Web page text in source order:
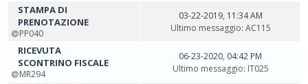
STAMPA DI
PRENOTAZIONE
PP040
03-22-2019, 11:34 AM
Ultimo messaggio: AC115
RICEVUTA
SCONTRINO FISCALE
MR294
06-23-2020, 04:42 PM
Ultimo messaggio: IT025